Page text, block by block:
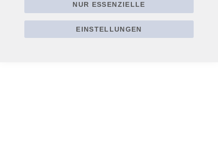
NUR ESSENZIELLE
EINSTELLUNGEN